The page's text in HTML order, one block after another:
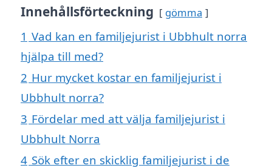
Innehållsförteckning gömma
1 Vad kan en familjejurist i Ubbhult norra
hjälpa till med?
2 Hur mycket kostar en familjejurist i
Ubbhult norra?
3 Fördelar med att välja familjejurist i
Ubbhult Norra
4 Sök efter en skicklig familjejurist i de